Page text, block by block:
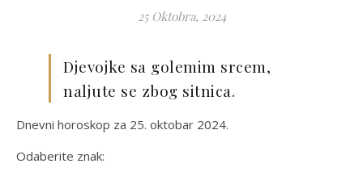
25 Oktobra, 2024
Djevojke sa golemim srcem,
naljute se zbog sitnica.
Dnevni horoskop za 25. oktobar 2024.
Odaberite znak: